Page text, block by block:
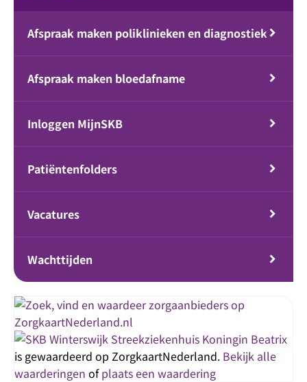
Afspraak maken poliklinieken en diagnostiek
Afspraak maken bloedafname
Inloggen MijnSKB
Patiëntenfolders
Vacatures
Wachttijden
Streekziekenhuis Koningin Beatrix
is gewaardeerd op ZorgkaartNederland. Bekijk alle
waarderingen ofplaats een waardering